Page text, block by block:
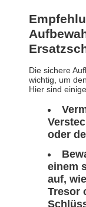
Die sichere
wichtig, um
Hier sind
oder
einem
auf,
Tresor